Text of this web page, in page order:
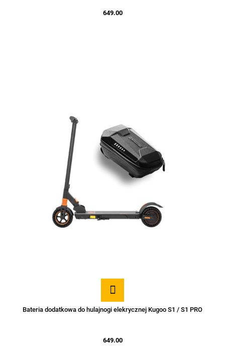
649.00
Bateria dodatkowa do hulajnogi elekrycznej Kugoo S1 / S1 PRO
649.00